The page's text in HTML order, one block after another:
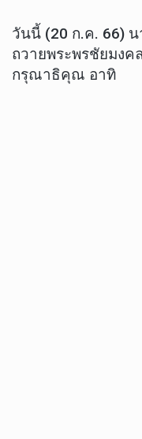
วันนี้ (20 ก.ค. 66)
ถวายพระพรชัยมงค
กรุณาธิคุณ อาทิ